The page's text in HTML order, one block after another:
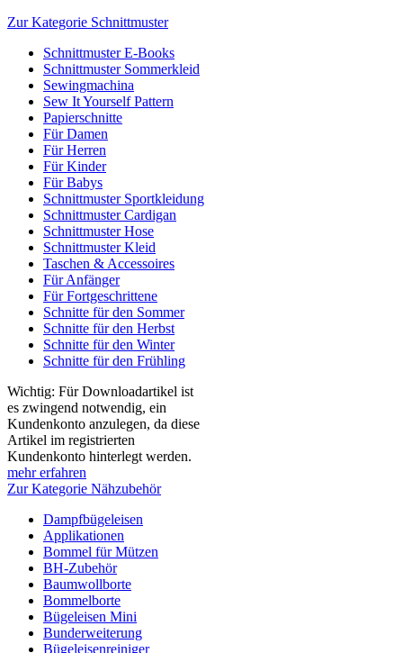
Zur Kategorie Schnittmuster
Schnittmuster E-Books
Schnittmuster Sommerkleid
Sewingmachina
Sew It Yourself Pattern
Papierschnitte
Für Damen
Für Herren
Für Kinder
Für Babys
Schnittmuster Sportkleidung
Schnittmuster Cardigan
Schnittmuster Hose
Schnittmuster Kleid
Taschen & Accessoires
Für Anfänger
Für Fortgeschrittene
Schnitte für den Sommer
Schnitte für den Herbst
Schnitte für den Winter
Schnitte für den Frühling
Wichtig: Für Downloadartikel ist
es zwingend notwendig, ein
Kundenkonto anzulegen, da diese
Artikel im registrierten
Kundenkonto hinterlegt werden.
mehr erfahren
Zur Kategorie Nähzubehör
Dampfbügeleisen
Applikationen
Bommel für Mützen
BH-Zubehör
Baumwollborte
Bommelborte
Bügeleisen Mini
Bunderweiterung
Bügeleisenreiniger